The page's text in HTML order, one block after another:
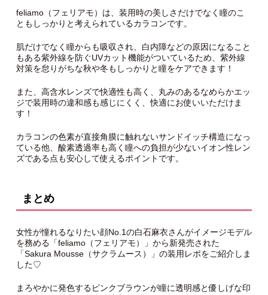
feliamo（フェリアモ）は、装用時の美しさだけでなく瞳のこ
ともしっかりと考えられているカラコンです。
肌だけでなく瞳からも吸収され、白内障などの原因になること
もある紫外線を防ぐUVカット機能がついているため、紫外線
対策を怠りがちな秋や冬もしっかりと瞳をケアできます！
また、高含水レンズで快適性も高く、丸みのあるなめらかエッ
ジで装用時の違和感も感じにくく、快適にお使いいただけま
す！
カラコンの色素が直接角膜に触れないサンドイッチ構造になっ
ている他、酸素透過率も高く瞳への負担が少ないイオン性レン
ズである点も安心して使えるポイントです。
まとめ
女性が憧れるなりたい顔No.1の白石麻衣さんがイメージモデル
を務める「feliamo（フェリアモ）」から新発売された
「Sakura Mousse（サクラムース）」の装用レポをご紹介しま
した♡
まろやかに発色するピンクブラウンが瞳に透明感と優しげな印